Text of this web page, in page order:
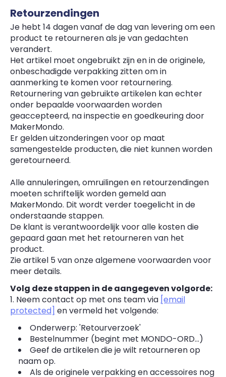
Retourzendingen
Je hebt 14 dagen vanaf de dag van levering om een
product te retourneren als je van gedachten
verandert.
Het artikel moet ongebruikt zijn en in de originele,
onbeschadigde verpakking zitten om in
aanmerking te komen voor retournering.
Retournering van gebruikte artikelen kan echter
onder bepaalde voorwaarden worden
geaccepteerd, na inspectie en goedkeuring door
MakerMondo.
Er gelden uitzonderingen voor op maat
samengestelde producten, die niet kunnen worden
geretourneerd.
Alle annuleringen, omruilingen en retourzendingen
moeten schriftelijk worden gemeld aan
MakerMondo. Dit wordt verder toegelicht in de
onderstaande stappen.
De klant is verantwoordelijk voor alle kosten die
gepaard gaan met het retourneren van het
product.
Zie artikel 5 van onze algemene voorwaarden voor
meer details.
Volg deze stappen in de aangegeven volgorde:
1. Neem contact op met ons team via [email
protected] en vermeld het volgende:
Onderwerp: 'Retourverzoek'
Bestelnummer (begint met MONDO-ORD...)
Geef de artikelen die je wilt retourneren op
naam op.
Als de originele verpakking en accessoires nog